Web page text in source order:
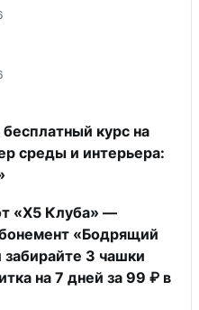
бесплатный курс на
среды и интерьера:
«Х5 Клуба» —
«Бодрящий
3 чашки
на 7 дней за 99 ₽ в